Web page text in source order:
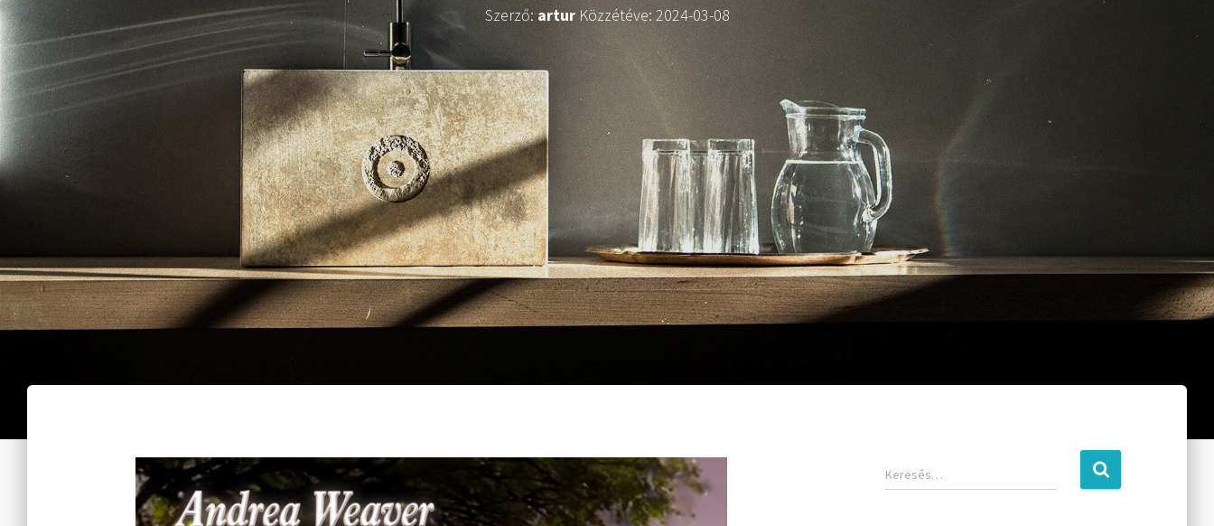
Szerző:arturKözzétéve:2024-03-08
Keresés…